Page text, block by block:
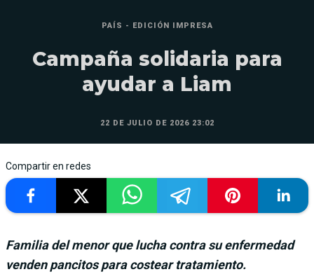
PAÍS - EDICIÓN IMPRESA
Campaña solidaria para
ayudar a Liam
22 DE JULIO DE 2026 23:02
Compartir en redes
Familia del menor que lucha contra su enfermedad
venden pancitos para costear tratamiento.